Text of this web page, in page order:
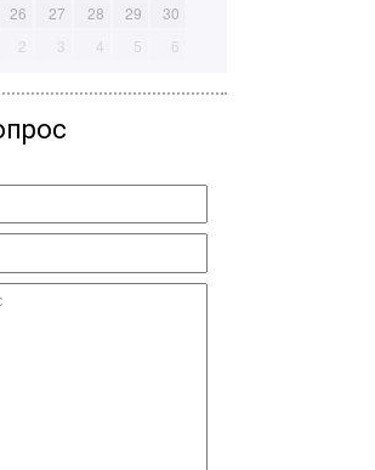
26 27 28 29
30
2 3 4 5 6